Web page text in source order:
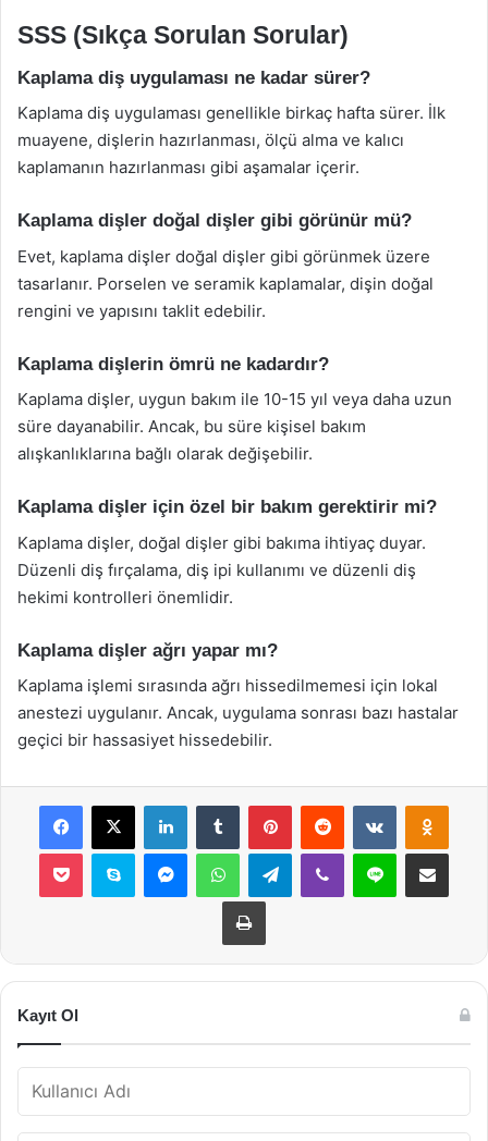
SSS (Sıkça Sorulan Sorular)
Kaplama diş uygulaması ne kadar sürer?
Kaplama diş uygulaması genellikle birkaç hafta sürer. İlk
muayene, dişlerin hazırlanması, ölçü alma ve kalıcı
kaplamanın hazırlanması gibi aşamalar içerir.
Kaplama dişler doğal dişler gibi görünür mü?
Evet, kaplama dişler doğal dişler gibi görünmek üzere
tasarlanır. Porselen ve seramik kaplamalar, dişin doğal
rengini ve yapısını taklit edebilir.
Kaplama dişlerin ömrü ne kadardır?
Kaplama dişler, uygun bakım ile 10-15 yıl veya daha uzun
süre dayanabilir. Ancak, bu süre kişisel bakım
alışkanlıklarına bağlı olarak değişebilir.
Kaplama dişler için özel bir bakım gerektirir mi?
Kaplama dişler, doğal dişler gibi bakıma ihtiyaç duyar.
Düzenli diş fırçalama, diş ipi kullanımı ve düzenli diş
hekimi kontrolleri önemlidir.
Kaplama dişler ağrı yapar mı?
Kaplama işlemi sırasında ağrı hissedilmemesi için lokal
anestezi uygulanır. Ancak, uygulama sonrası bazı hastalar
geçici bir hassasiyet hissedebilir.
Facebook
X LinkedInTumblr PinterestReddit VKontakte
Pocket Skype MessengerWhatsAppTelegramViber Line E-Posta ile
Yazdır
Kayıt Ol